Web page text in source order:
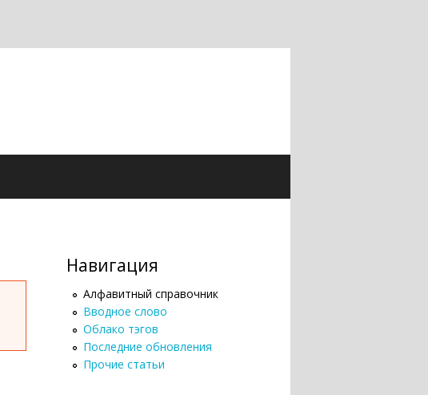
Навигация
Алфавитный справочник
Вводное слово
Облако тэгов
Последние обновления
Прочие статьи